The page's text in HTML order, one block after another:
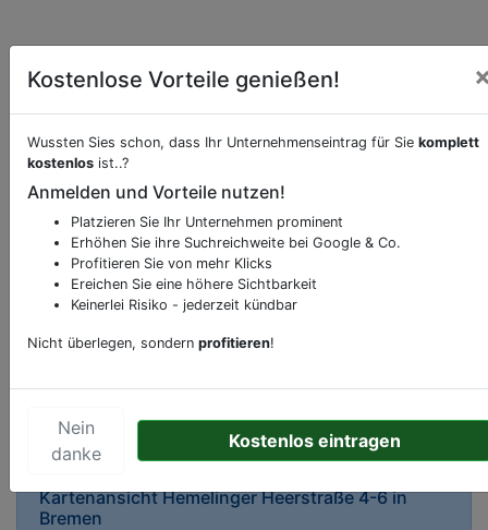
Beschreibung & Services von
Sie möchten eine Beschreibung, Dienstleistung
oder andere relevante Informationen hinzufügen?
Klicken Sie bittehierum uns zu kontaktieren.
Gerne erweitern wir Ihren Firmeneintrag um
Sonderangebote odere besondere Services, die
Ihren Wettbewerbern abheben.
KartenansichtHemelinger Heerstraße 4-6in
Bremen
Kostenlose Vorteile genießen!
Wussten Sies schon, dass Ihr Unternehmenseintrag für Sie komplett
kostenlos ist..?
Anmelden und Vorteile nutzen!
Platzieren Sie Ihr Unternehmen prominent
Erhöhen Sie ihre Suchreichweite bei Google & Co.
Profitieren Sie von mehr Klicks
Ereichen Sie eine höhere Sichtbarkeit
Keinerlei Risiko - jederzeit kündbar
Nicht überlegen, sondern profitieren!
Nein
danke
Kostenlos eintragen